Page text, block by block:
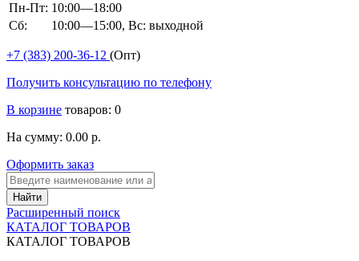
Пн-Пт: 10:00—18:00
Сб:
10:00—15:00, Вс: выходной
+7 (383) 200-36-12 (Опт)
Получить консультацию по телефону
В корзине товаров: 0
На сумму: 0.00 р.
Оформить заказ
Расширенный поиск
КАТАЛОГ ТОВАРОВ
КАТАЛОГ ТОВАРОВ